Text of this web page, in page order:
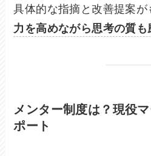
具体的な指摘と改善提案が
力を高めながら思考の質も
メンター制度は？現役
ポート